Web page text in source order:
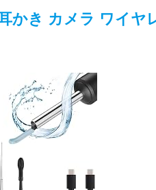
かき カメラ ワイヤ